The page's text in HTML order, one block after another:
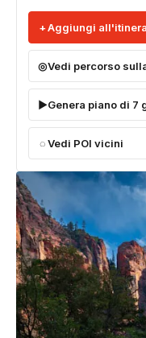
Aggiungi
Vedi percorso
Genera piano di 7
Vedi POI vicini